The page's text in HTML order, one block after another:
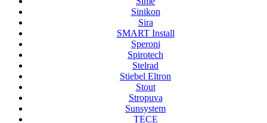
Sinikon
Sira
SMART Install
Speroni
Spirotech
Stelrad
Stiebel Eltron
Stout
Stropuva
Sunsystem
TECE